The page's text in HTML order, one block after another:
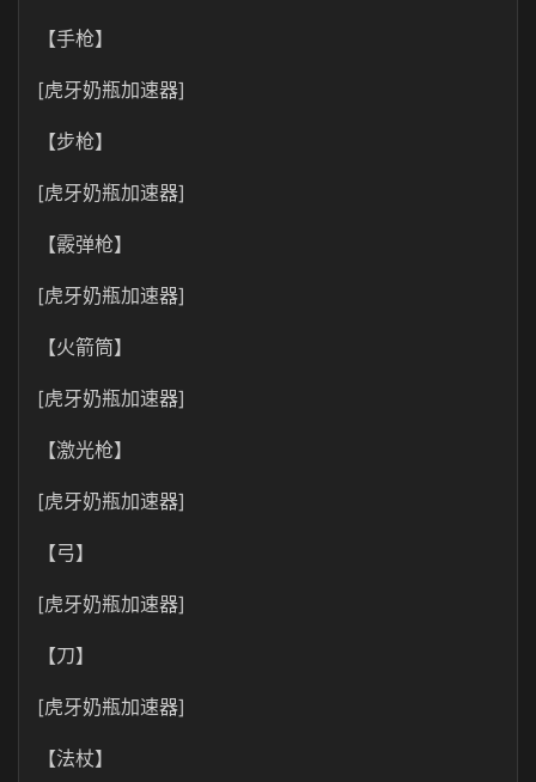
【手枪】
[虎牙奶瓶加速器]
【步枪】
[虎牙奶瓶加速器]
【霰弹枪】
[虎牙奶瓶加速器]
【火箭筒】
[虎牙奶瓶加速器]
【激光枪】
[虎牙奶瓶加速器]
【弓】
[虎牙奶瓶加速器]
【刀】
[虎牙奶瓶加速器]
【法杖】